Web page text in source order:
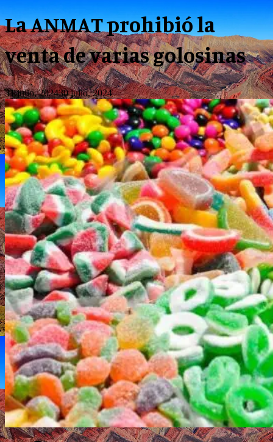
La ANMAT prohibió la
venta de varias golosinas
31 julio, 202430 julio, 2024